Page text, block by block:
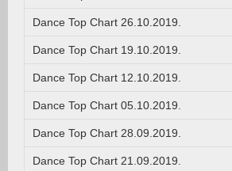
Dance Top Chart 26.10.2019.
Dance Top Chart 19.10.2019.
Dance Top Chart 12.10.2019.
Dance Top Chart 05.10.2019.
Dance Top Chart 28.09.2019.
Dance Top Chart 21.09.2019.